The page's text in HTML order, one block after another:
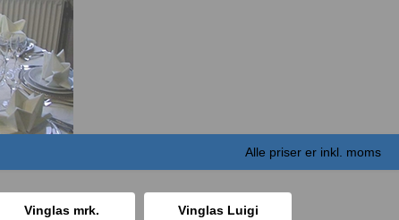
Alle priser er inkl. moms
Vinglas mrk.
Vinglas Luigi